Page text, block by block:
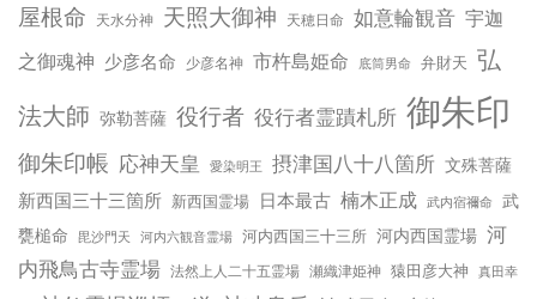
屋根命
天水分神 天照大御神 天穂日命 如意輪観音 宇迦
之御魂神 少彦名命 少彦名神 市杵島姫命 底筒男命 弁財天 弘
法大師 弥勒菩薩 役行者 役行者霊蹟札所 御朱印
御朱印帳 応神天皇 愛染明王 摂津国八十八箇所 文殊菩薩
新西国三十三箇所 新西国霊場 日本最古 楠木正成 武内宿禰命
武
甕槌命
毘沙門天 河内六観音霊場 河内西国三十三所 河内西国霊場 河
内飛鳥古寺霊場 法然上人二十五霊場 瀬織津姫神 猿田彦大神 真田幸